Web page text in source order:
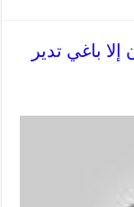
باغي تدير